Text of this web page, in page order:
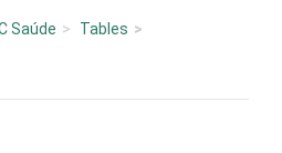
Saúde Tables